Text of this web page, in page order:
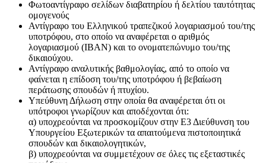
Φωτοαντίγραφο σελίδων διαβατηρίου ή δελτίου ταυτότητας
ομογενούς
Αντίγραφο του Ελληνικού τραπεζικού λογαριασμού του/της
υποτρόφου, στο οποίο να αναφέρεται ο αριθμός
λογαριασμού (ΙΒΑΝ) και το ονοματεπώνυμο του/της
δικαιούχου.
Αντίγραφο αναλυτικής βαθμολογίας, από το οποίο να
φαίνεται η επίδοση του/της υποτρόφου ή βεβαίωση
περάτωσης σπουδών ή πτυχίου.
Υπεύθυνη Δήλωση στην οποία θα αναφέρεται ότι οι
υπότροφοι γνωρίζουν και αποδέχονται ότι:
α) υποχρεούνται να προσκομίζουν στην Ε3 Διεύθυνση του
Υπουργείου Εξωτερικών τα απαιτούμενα πιστοποιητικά
σπουδών και δικαιολογητικών,
β) υποχρεούνται να συμμετέχουν σε όλες τις εξεταστικές